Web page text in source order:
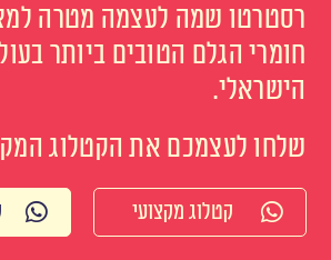
רסטרטו שמה לעצמה מטרה
חומרי הגלם הטובים ביותר
הישראלי.
שלחו לעצמכם את הקטלוג
קטלוג מקצועי